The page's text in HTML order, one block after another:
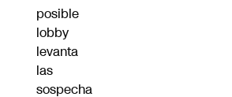
posible
lobby
levanta
las
sospecha